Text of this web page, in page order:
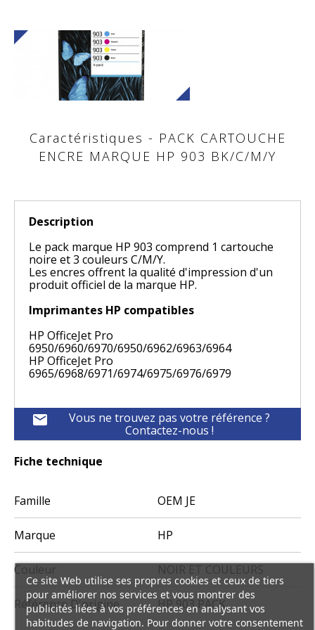
Caractéristiques - PACK CARTOUCHE
ENCRE MARQUE HP 903 BK/C/M/Y
Description
Le pack marque HP 903 comprend 1 cartouche
noire et 3 couleurs C/M/Y.
Les encres offrent la qualité d'impression d'un
produit officiel de la marque HP.
Imprimantes HP compatibles
HP OfficeJet Pro
6950/6960/6970/6950/6962/6963/6964
HP OfficeJet Pro
6965/6968/6971/6974/6975/6976/6979
mail
Vous ne trouvez pas votre référence ?
Contactez-nous !
Fiche technique
Famille OEM JE
Marque HP
Couleur NOIR ET COULEURS
Référence D'origine HP 903 PACK
Ce site Web utilise ses propres cookies et ceux de tiers
pour améliorer nos services et vous montrer des
publicités liées à vos préférences en analysant vos
habitudes de navigation. Pour donner votre consentement